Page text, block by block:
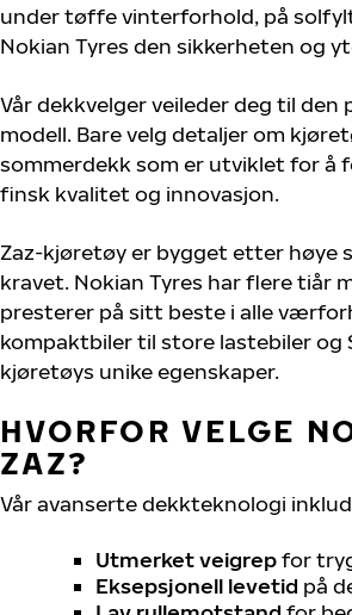
under tøffe vinterforhold, på
Nokian Tyres den sikkerheten og
Vår dekkvelger veileder deg til
modell. Bare velg detaljer om
sommerdekk som er utviklet for å
finsk kvalitet og innovasjon.
Zaz-kjøretøy er bygget etter høye
kravet. Nokian Tyres har flere tiår
presterer på sitt beste i alle
kompaktbiler til store lastebiler og
kjøretøys unike egenskaper.
HVORFOR VELGE
ZAZ?
Vår avanserte dekkteknologi
Utmerket veigrepfor
Eksepsjonell levetid på